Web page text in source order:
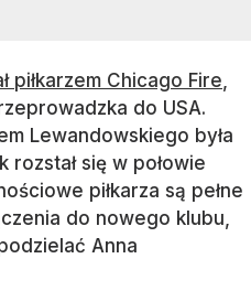
piłkarzem Chicago Fire,
do USA.
Lewandowskiego była
rozstał się w połowie
piłkarza są pełne
do nowego klubu,
Anna